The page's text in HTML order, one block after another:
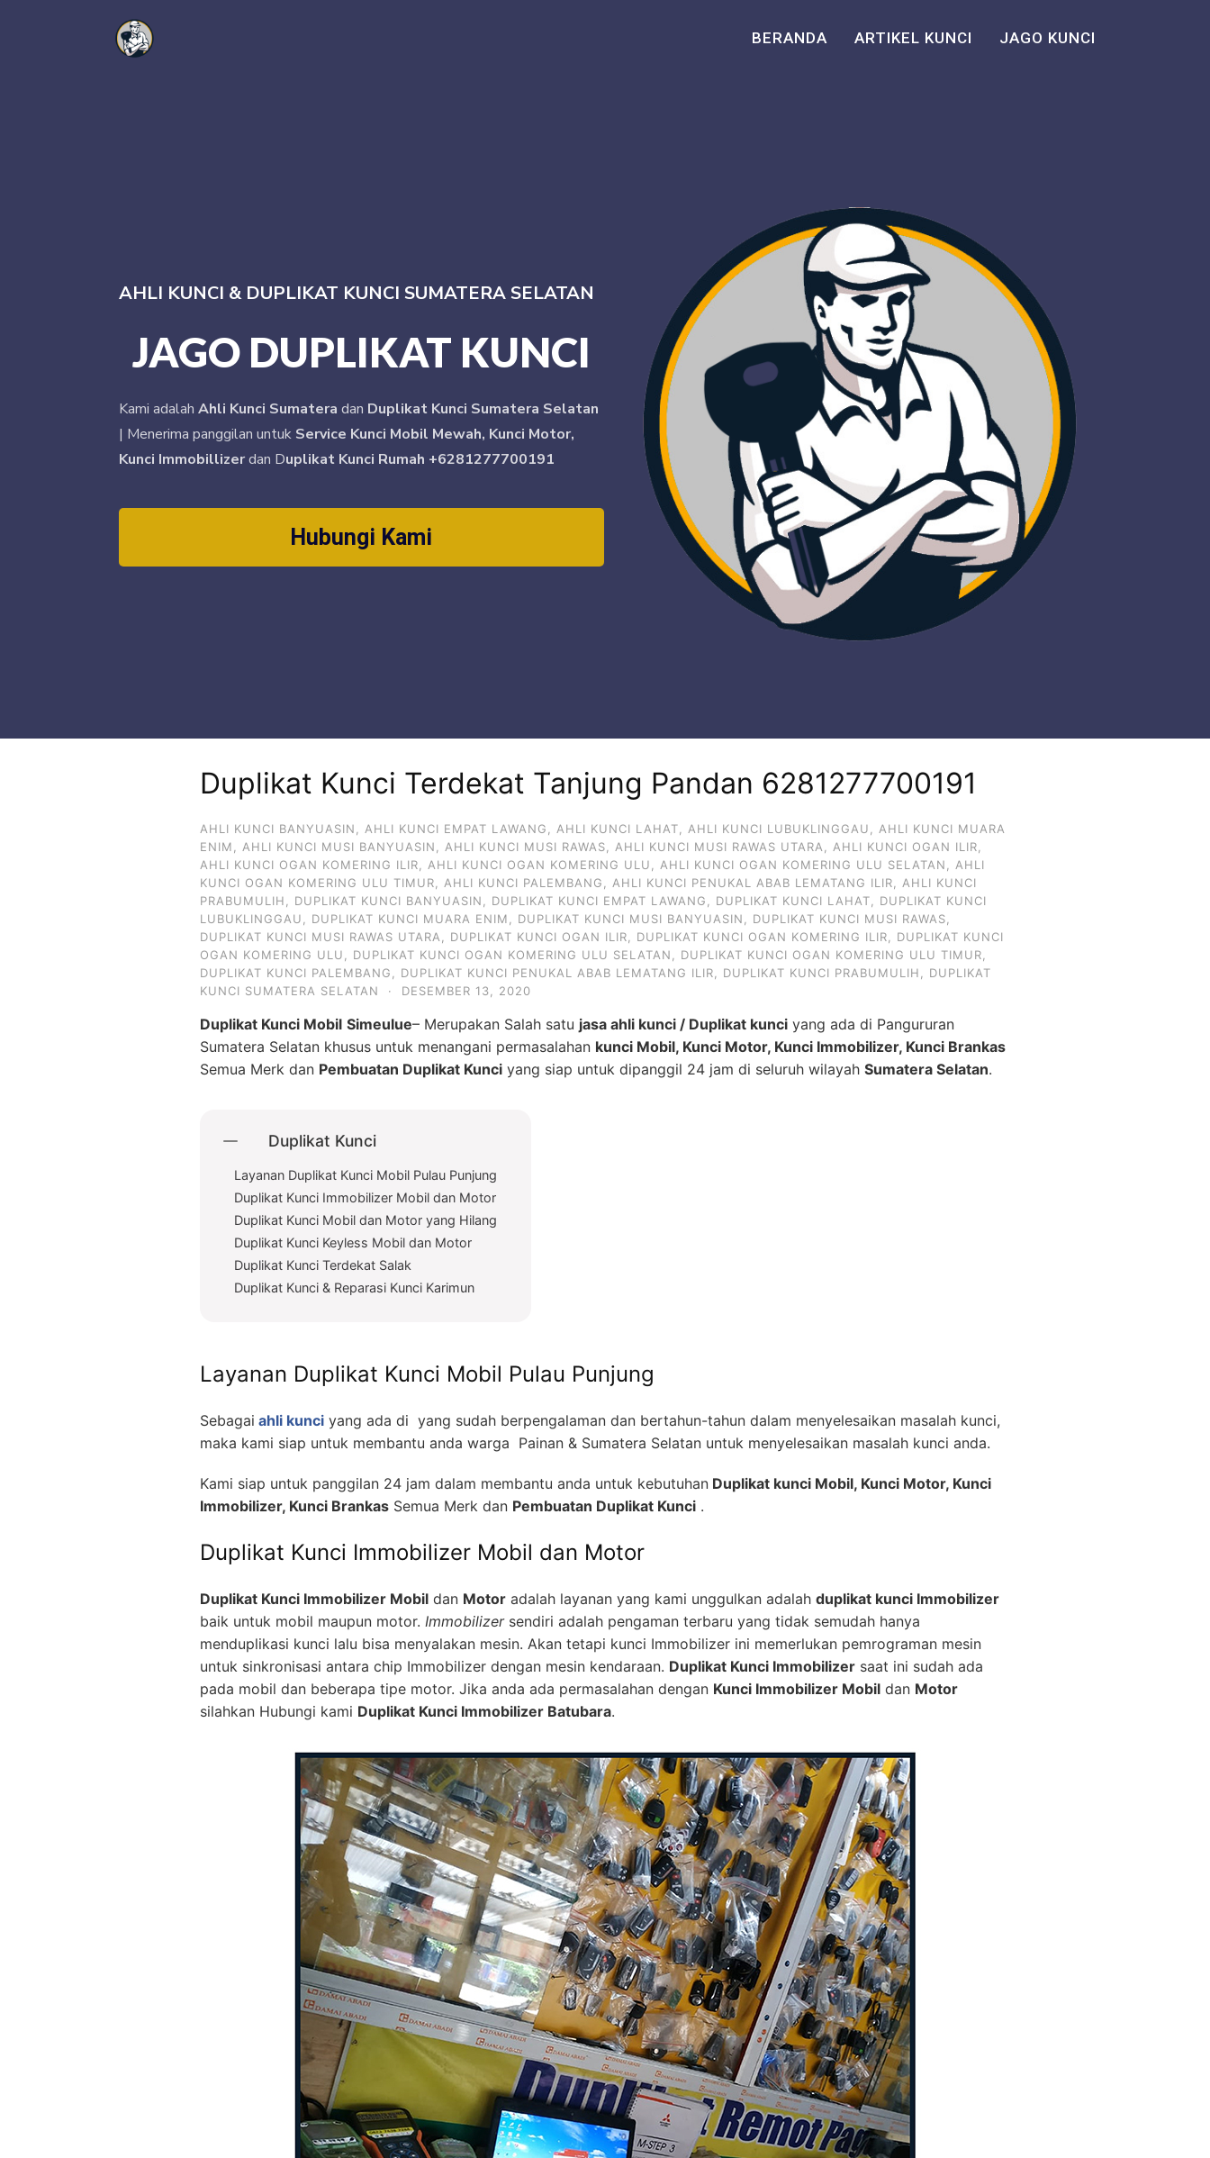
BERANDA ARTIKEL KUNCI JAGO KUNCI
AHLI KUNCI & DUPLIKAT KUNCI SUMATERA SELATAN
JAGO DUPLIKAT KUNCI
Kami adalah Ahli Kunci Sumatera dan Duplikat Kunci Sumatera Selatan
| Menerima panggilan untuk Service Kunci Mobil Mewah, Kunci Motor,
Kunci Immobillizerdan Duplikat Kunci Rumah +6281277700191
Hubungi Kami
Duplikat Kunci Terdekat Tanjung Pandan 6281277700191
AHLI KUNCI BANYUASIN AHLI KUNCI EMPAT LAWANG AHLI KUNCI LAHAT AHLI KUNCI LUBUKLINGGAU
AHLI KUNCI MUARA
ENIM
AHLI KUNCI MUSI BANYUASIN AHLI KUNCI MUSI RAWAS AHLI KUNCI MUSI RAWAS UTARA AHLI KUNCI OGAN ILIR
AHLI KUNCI OGAN KOMERING ILIR
AHLI KUNCI OGAN KOMERING ULU AHLI KUNCI OGAN KOMERING ULU SELATAN
AHLI
KUNCI OGAN KOMERING ULU TIMUR
AHLI KUNCI PALEMBANG AHLI KUNCI PENUKAL ABAB LEMATANG ILIR
AHLI KUNCI
PRABUMULIH
DUPLIKAT KUNCI BANYUASIN DUPLIKAT KUNCI EMPAT LAWANG DUPLIKAT KUNCI LAHAT
DUPLIKAT KUNCI
LUBUKLINGGAU
DUPLIKAT KUNCI MUARA ENIM DUPLIKAT KUNCI MUSI BANYUASIN DUPLIKAT KUNCI MUSI RAWAS
DUPLIKAT KUNCI MUSI RAWAS UTARA
DUPLIKAT KUNCI OGAN ILIR DUPLIKAT KUNCI OGAN KOMERING ILIR
DUPLIKAT KUNCI
OGAN KOMERING ULU
DUPLIKAT KUNCI OGAN KOMERING ULU SELATAN DUPLIKAT KUNCI OGAN KOMERING ULU TIMUR
DUPLIKAT KUNCI PALEMBANG
DUPLIKAT KUNCI PENUKAL ABAB LEMATANG ILIR DUPLIKAT KUNCI PRABUMULIH
DUPLIKAT
KUNCI SUMATERA SELATAN
· DESEMBER 13, 2020
Duplikat Kunci Mobil Simeulue– Merupakan Salah satu jasa ahli kunci / Duplikat kunci yang ada di Pangururan
Sumatera Selatan khusus untuk menangani permasalahan kunci Mobil, Kunci Motor, Kunci Immobilizer, Kunci Brankas
Semua Merk dan Pembuatan Duplikat Kunci yang siap untuk dipanggil 24 jam di seluruh wilayah Sumatera Selatan.
Duplikat Kunci
Layanan Duplikat Kunci Mobil Pulau Punjung
Duplikat Kunci Immobilizer Mobil dan Motor
Duplikat Kunci Mobil dan Motor yang Hilang
Duplikat Kunci Keyless Mobil dan Motor
Duplikat Kunci Terdekat Salak
Duplikat Kunci & Reparasi Kunci Karimun
Layanan Duplikat Kunci Mobil Pulau Punjung
Sebagai ahli kunci yang ada di yang sudah berpengalaman dan bertahun-tahun dalam menyelesaikan masalah kunci,
maka kami siap untuk membantu anda warga Painan & Sumatera Selatan untuk menyelesaikan masalah kunci anda.
Kami siap untuk panggilan 24 jam dalam membantu anda untuk kebutuhan Duplikat kunci Mobil, Kunci Motor, Kunci
Immobilizer, Kunci Brankas Semua Merk dan Pembuatan Duplikat Kunci .
Duplikat Kunci Immobilizer Mobil dan Motor
Duplikat Kunci Immobilizer Mobil dan Motor adalah layanan yang kami unggulkan adalah duplikat kunci Immobilizer
baik untuk mobil maupun motor. Immobilizersendiri adalah pengaman terbaru yang tidak semudah hanya
menduplikasi kunci lalu bisa menyalakan mesin. Akan tetapi kunci Immobilizer ini memerlukan pemrograman mesin
untuk sinkronisasi antara chip Immobilizer dengan mesin kendaraan. Duplikat Kunci Immobilizer saat ini sudah ada
pada mobil dan beberapa tipe motor. Jika anda ada permasalahan dengan Kunci Immobilizer Mobil dan Motor
silahkan Hubungi kami Duplikat Kunci Immobilizer Batubara.